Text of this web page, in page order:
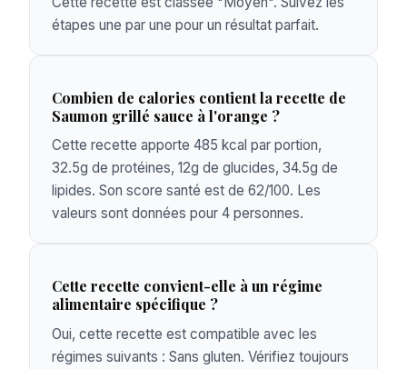
étapes une par une pour un résultat parfait.
Combien de calories contient la recette de
Saumon grillé sauce à l'orange ?
Cette recette apporte 485 kcal par portion,
32.5g de protéines, 12g de glucides, 34.5g de
lipides. Son score santé est de 62/100. Les
valeurs sont données pour 4 personnes.
Cette recette convient-elle à un régime
alimentaire spécifique ?
Oui, cette recette est compatible avec les
régimes suivants : Sans gluten. Vérifiez toujours